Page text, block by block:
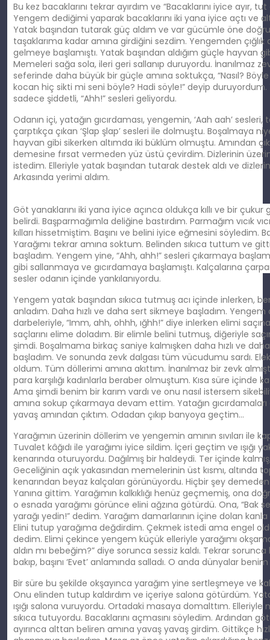
Bu kez bacaklarını tekrar ayırdım ve “Bacaklarını iyice ayır,
Yengem dediğimi yaparak bacaklarını iki yana iyice açtı ve
Yatak başından tutarak güç aldım ve var gücümle öne doğru
taşaklarıma kadar amına girdiğini sezdim. Yengemden çığlık
gelmeye başlamıştı. Yatak başından aldığım güçle hayvan
Memeleri sağa sola, ileri geri sallanıp duruyordu. İnanılmaz
seferinde daha büyük bir güçle amına soktukça, “Nasıl?
kocan hiç sikti mi seni böyle? Hadi söyle!” deyip
sadece şiddetli, “Ahh!” sesleri geliyordu.
Odanın içi, yatağın gıcırdaması, yengemin, ‘Aah aah’ sesleri,
çarptıkça çıkan ‘Şlap şlap’ sesleri ile dolmuştu. Boşalmaya
hayvan gibi sikerken altımda iki büklüm olmuştu. Amından
demesine fırsat vermeden yüz üstü çevirdim. Dizlerinin
istedim. Elleriyle yatak başından tutarak destek aldı ve
Arkasında yerimi aldım.
Göt yanaklarını iki yana iyice açınca oldukça kıllı ve bir
belirdi. Başparmağımla deliğine bastırdım. Parmağım vıcık
kılları hissetmiştim. Başını ve belini iyice eğmesini söyledim.
Yarağımı tekrar amına soktum. Belinden sıkıca tuttum ve
başladım. Yengem yine, “Ahh, ahh!” sesleri çıkarmaya
gibi sallanmaya ve gıcırdamaya başlamıştı. Kalçalarına
sesler odanın içinde yankılanıyordu.
Yengem yatak başından sıkıca tutmuş acı içinde inlerken,
anladım. Daha hızlı ve daha sert sikmeye başladım. Yengem
darbeleriyle, “Imm, ahh, ohhh, ığhh!” diye inlerken elimi
saçlarını elime doladım. Bir elimle belini tutmuş, diğeriyle
şimdi. Boşalmama birkaç saniye kalmışken daha hızlı ve
başladım. Ve sonunda zevk dalgası tüm vücudumu sardı.
oldum. Tüm döllerimi amına akıttım. İnanılmaz bir zevk
para karşılığı kadınlarla beraber olmuştum. Kısa süre içinde
Ama şimdi benim bir karım vardı ve onu nasıl istersem
amına sokup çıkarmaya devam ettim. Yatağın gıcırdamaları
yavaş amından çıktım. Odadan çıkıp banyoya geçtim…
Yarağımın üzerinin döllerim ve yengemin amının sıvıları ile
Tuvalet kâğıdı ile yarağımı iyice sildim. İçeri geçtim ve ışığı
kenarında oturuyordu. Dağılmış bir haldeydi. Ter içinde kalmış,
Geceliğinin açık yakasından memelerinin üst kısmı, altında
kenarından beyaz kalçaları görünüyordu. Hiçbir şey
Yanına gittim. Yarağımın kalkıklığı henüz geçmemiş, ona
o esnada yarağımı görünce elini ağzına götürdü. Ona, “Bak
yarağı yedin!” dedim. Yarağım damarlarının içine dolan kanla
Elini tutup yarağıma değdirdim. Çekmek istedi ama engel
dedim. Elimi çekince yengem küçük elleriyle yarağımı
aldın mı bebeğim?” diye sorunca sessiz kaldı. Tekrar sorunca
bakıp, başını ‘Evet’ anlamında salladı. O anda dünyalar
Bir süre bu şekilde okşayınca yarağım yine sertleşmeye ve
Onu elinden tutup kaldırdım ve içeriye salona götürdüm.
ışığı salona vuruyordu. Ortadaki masaya domalttım. Elleriyle
sıkıca tutuyordu. Bacaklarını açmasını söyledim. Ardından
ayırınca alttan beliren amına yavaş yavaş girdim. Gittikçe